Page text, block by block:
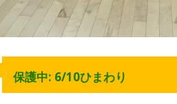
保護中: 6/10ひまわり